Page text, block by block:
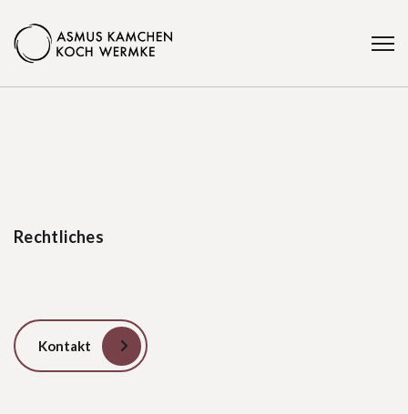
Rechtliches
Kontakt